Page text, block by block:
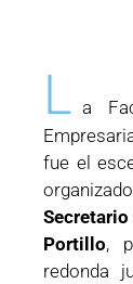
L a
fue el
Portillo,
redonda